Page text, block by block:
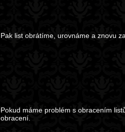
Pak list obrátíme, urovnáme a znovu
Pokud máme problém s obracením
obracení.